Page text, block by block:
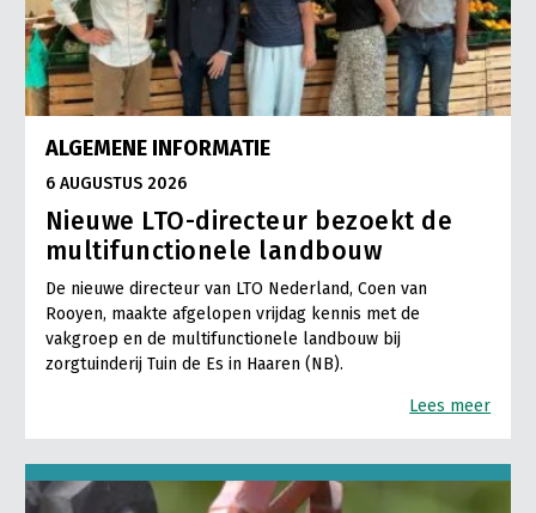
ALGEMENE INFORMATIE
6 AUGUSTUS 2026
Nieuwe LTO-directeur bezoekt de
multifunctionele landbouw
De nieuwe directeur van LTO Nederland, Coen van
Rooyen, maakte afgelopen vrijdag kennis met de
vakgroep en de multifunctionele landbouw bij
zorgtuinderij Tuin de Es in Haaren (NB).
Lees meer